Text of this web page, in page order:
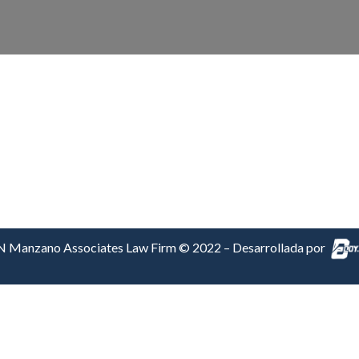
Manzano Associates Law Firm © 2022 – Desarrollada por